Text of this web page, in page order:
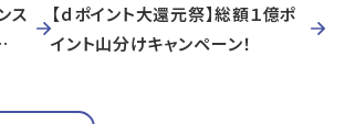
ス
【ｄポイント大還元祭】総額１億ポ
イント山分けキャンペーン！